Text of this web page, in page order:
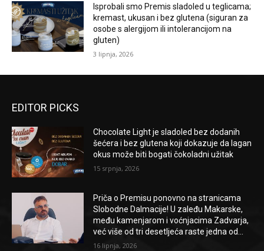
Isprobali smo Premis sladoled u teglicama;
kremast, ukusan i bez glutena (siguran za
osobe s alergijom ili intolerancijom na
gluten)
3 lipnja, 2026
EDITOR PICKS
Chocolate Light je sladoled bez dodanih
šećera i bez glutena koji dokazuje da lagan
okus može biti bogati čokoladni užitak
15 srpnja, 2026
Priča o Premisu ponovno na stranicama
Slobodne Dalmacije! U zaleđu Makarske,
među kamenjarom i voćnjacima Zadvarja,
već više od tri desetljeća raste jedna od...
16 lipnja, 2026